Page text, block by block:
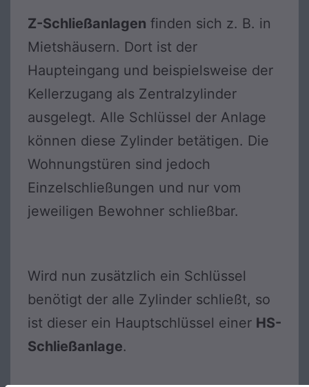
Z-Schließanlagen finden sich z. B. in
Mietshäusern. Dort ist der
Haupteingang und beispielsweise der
Kellerzugang als Zentralzylinder
ausgelegt. Alle Schlüssel der Anlage
können diese Zylinder betätigen. Die
Wohnungstüren sind jedoch
Einzelschließungen und nur vom
jeweiligen Bewohner schließbar.
Wird nun zusätzlich ein Schlüssel
benötigt der alle Zylinder schließt, so
ist dieser ein Hauptschlüssel einer HS-
Schließanlage.